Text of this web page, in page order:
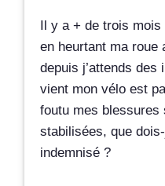
Il y a + de trois mois
en heurtant ma roue
depuis j’attends des
vient mon vélo est
foutu mes blessures
stabilisées, que
indemnisé ?